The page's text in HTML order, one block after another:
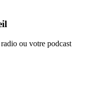
ou votre podcast